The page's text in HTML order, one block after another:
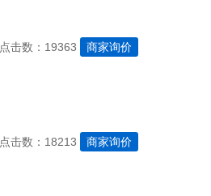
点击数：19363 商家询价
点击数：18213 商家询价